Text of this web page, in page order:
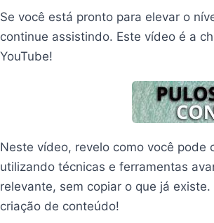
Se você está pronto para elevar o
continue assistindo. Este vídeo é a
YouTube!
Neste vídeo, revelo como você pode
utilizando técnicas e ferramentas
relevante, sem copiar o que já
criação de conteúdo!